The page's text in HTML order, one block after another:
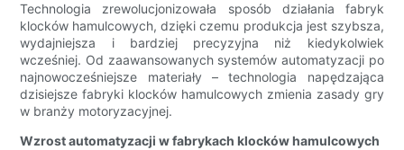
Technologia zrewolucjonizowała sposób działania fabryk
klocków hamulcowych, dzięki czemu produkcja jest szybsza,
wydajniejsza i bardziej precyzyjna niż kiedykolwiek
wcześniej. Od zaawansowanych systemów automatyzacji po
najnowocześniejsze materiały – technologia napędzająca
dzisiejsze fabryki klocków hamulcowych zmienia zasady gry
w branży motoryzacyjnej.
Wzrost automatyzacji w fabrykach klocków hamulcowych